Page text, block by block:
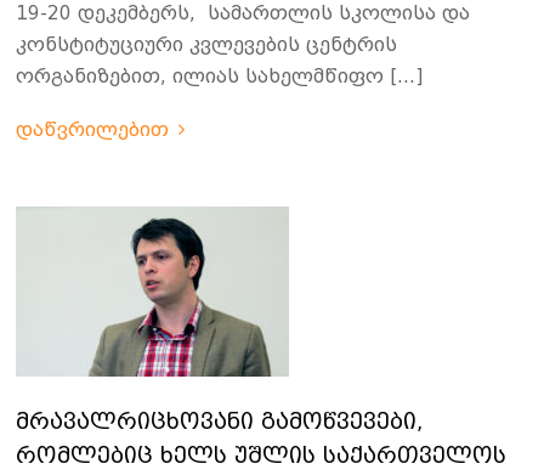
19-20 დეკემბერს, სამართლის სკოლისა და
კონსტიტუციური კვლევების ცენტრის
ორგანიზებით, ილიას სახელმწიფო […]
დაწვრილებით
მრავალრიცხოვანი გამოწვევები,
რომლებიც ხელს უშლის საქართველოს